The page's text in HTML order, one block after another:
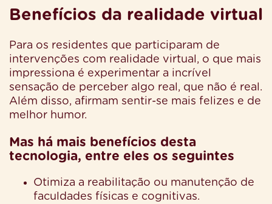
Benefícios da realidade virtual
Para os residentes que participaram de
intervenções com realidade virtual, o que mais
impressiona é experimentar a incrível
sensação de perceber algo real, que não é real.
Além disso, afirmam sentir-se mais felizes e de
melhor humor.
Mas há mais benefícios desta
tecnologia, entre eles os seguintes
Otimiza a reabilitação ou manutenção de
faculdades físicas e cognitivas.